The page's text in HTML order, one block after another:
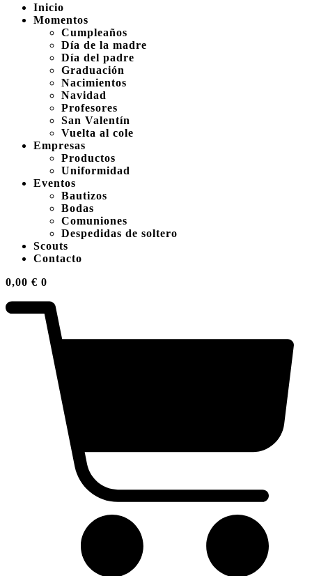
Inicio
Momentos
Cumpleaños
Día de la madre
Día del padre
Graduación
Nacimientos
Navidad
Profesores
San Valentín
Vuelta al cole
Empresas
Productos
Uniformidad
Eventos
Bautizos
Bodas
Comuniones
Despedidas de soltero
Scouts
Contacto
0,00 € 0